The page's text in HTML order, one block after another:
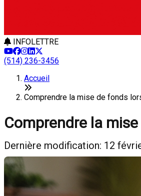
INFOLETTRE
(514) 236-3456
Accueil
Comprendre la mise de fonds
Comprendre la
Dernière modification: 12